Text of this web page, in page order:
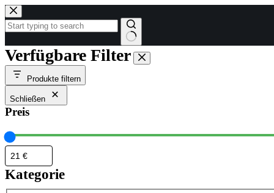
Zum
Inhalt
springen
Keine
Ergebnisse
Verfügbare Filter
Produkte filtern
Schließen
Preis
Kategorie